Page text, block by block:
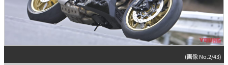
(画像 No.2/43)